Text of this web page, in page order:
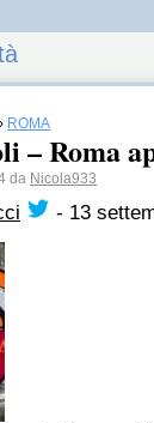
› ROMA
– Roma
da Nicola933
- 13